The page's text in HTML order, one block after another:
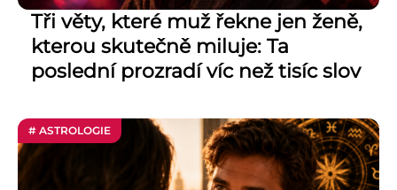
Tři věty, které muž řekne jen ženě,
kterou skutečně miluje: Ta
poslední prozradí víc než tisíc slov
# ASTROLOGIE